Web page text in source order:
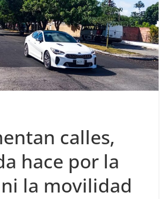
calles,
hace por la
la movilidad